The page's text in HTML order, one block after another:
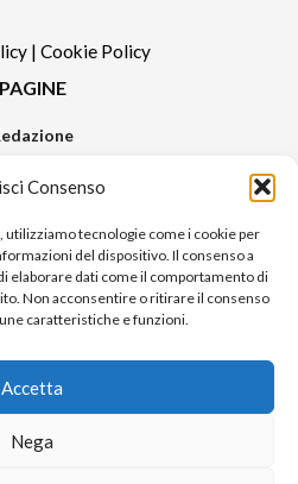
Consenso
tecnologie come i cookie per
del dispositivo. Il consenso a
elaborare dati come il comportamento di
Non acconsentire o ritirare il consenso
caratteristiche e funzioni.
Accetta
Nega
| Cookie Policy
PAGINE
Sitemap
Primo Piano
Video
FAQs